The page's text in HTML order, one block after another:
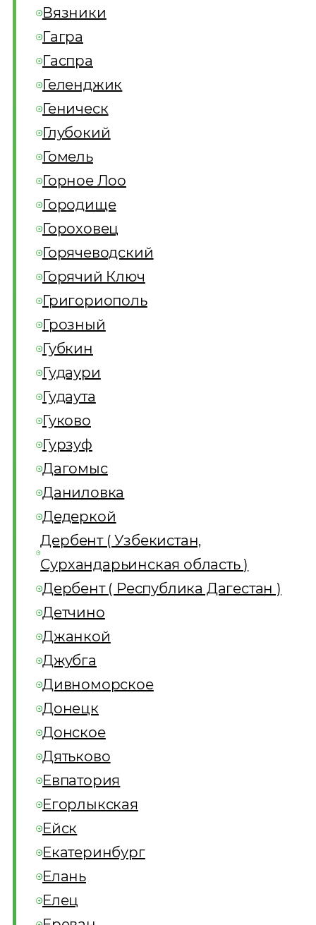
Вязники
Гагра
Гаспра
Геленджик
Геническ
Глубокий
Гомель
Горное Лоо
Городище
Гороховец
Горячеводский
Горячий Ключ
Григориополь
Грозный
Губкин
Гудаури
Гудаута
Гуково
Гурзуф
Дагомыс
Даниловка
Дедеркой
Дербент ( Узбекистан,
Сурхандарьинская область )
Дербент ( Республика Дагестан )
Детчино
Джанкой
Джубга
Дивноморское
Донецк
Донское
Дятьково
Евпатория
Егорлыкская
Ейск
Екатеринбург
Елань
Елец